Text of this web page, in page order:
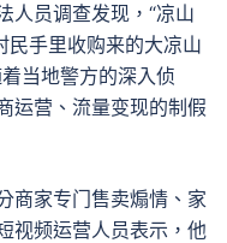
人员调查发现，“凉山
民手里收购来的大凉山
当地警方的深入侦
运营、流量变现的制假
商家专门售卖煽情、家
视频运营人员表示，他